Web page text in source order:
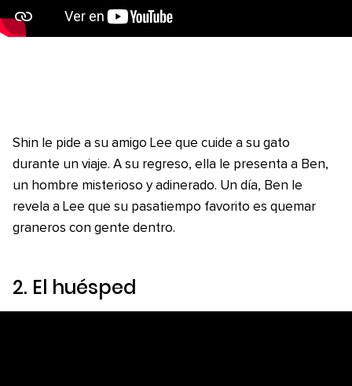
Shin le pide a su amigo Lee que cuide a su gato
durante un viaje. A su regreso, ella le presenta a Ben,
un hombre misterioso y adinerado. Un día, Ben le
revela a Lee que su pasatiempo favorito es quemar
graneros con gente dentro.
2. El huésped